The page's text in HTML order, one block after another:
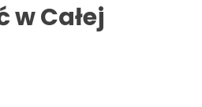
w Całej